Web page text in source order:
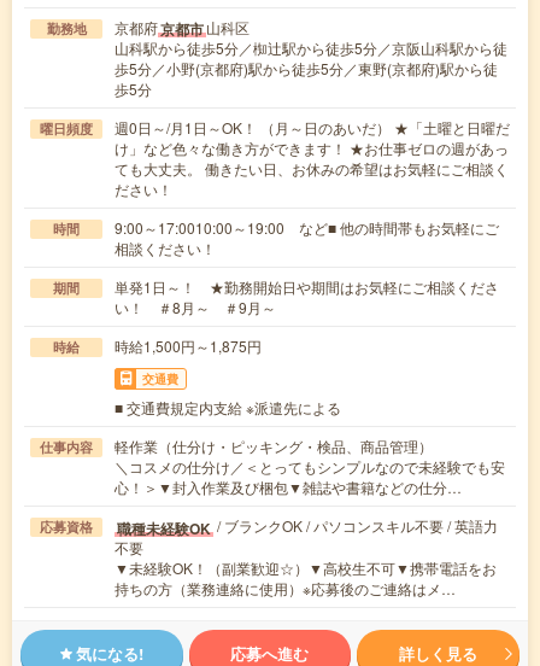
勤務地 京都府京都市山科区
山科駅から徒歩5分／椥辻駅から徒歩5分／京阪山科駅から徒
歩5分／小野(京都府)駅から徒歩5分／東野(京都府)駅から徒
歩5分
曜日頻度
週0日～/月1日～OK！ （月～日のあいだ） ★「土曜と日曜だ
け」など色々な働き方ができます！ ★お仕事ゼロの週があっ
ても大丈夫。 働きたい日、お休みの希望はお気軽にご相談く
ださい！
時間
9:00～17:0010:00～19:00 など■ 他の時間帯もお気軽にご
相談ください！
期間
単発1日～！ ★勤務開始日や期間はお気軽にご相談くださ
い！ ＃8月～ ＃9月～
時給 時給1,500円～1,875円
交通費
■ 交通費規定内支給 ※派遣先による
仕事内容
軽作業（仕分け・ピッキング・検品、商品管理）
＼コスメの仕分け／＜とってもシンプルなので未経験でも安
心！＞▼封入作業及び梱包▼雑誌や書籍などの仕分…
応募資格 職種未経験OK / ブランクOK / パソコンスキル不要 / 英語力
不要
▼未経験OK！（副業歓迎☆）▼高校生不可▼携帯電話をお
持ちの方（業務連絡に使用）※応募後のご連絡はメ…
気になる! 応募へ進む 詳しく見る